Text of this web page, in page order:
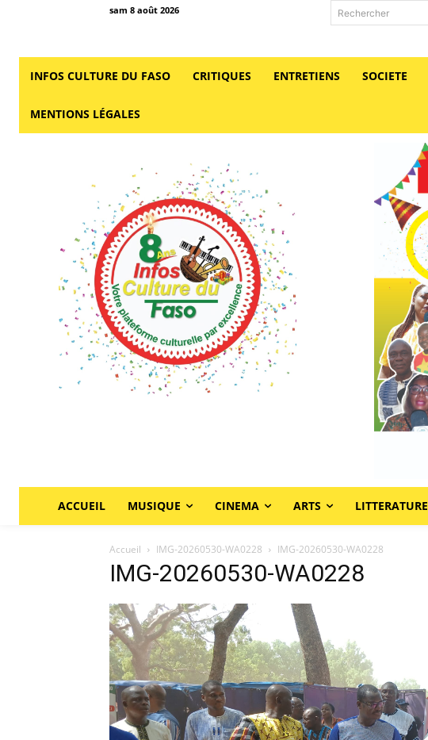
sam 8 août 2026 Rechercher
INFOS CULTURE DU FASO CRITIQUES ENTRETIENS SOCIETE
MENTIONS LÉGALES
ACCUEIL MUSIQUE CINEMA ARTS LITTERATURE
Accueil IMG-20260530-WA0228 IMG-20260530-WA0228
IMG-20260530-WA0228